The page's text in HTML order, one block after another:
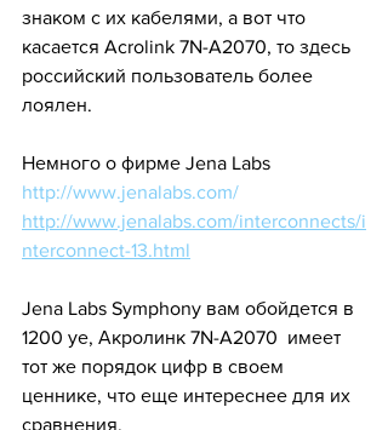
знаком с их кабелями, а вот что
касается Acrolink 7N-A2070, то здесь
российский пользователь более
лоялен.
Немного о фирме Jena Labs
http://www.jenalabs.com/
http://www.jenalabs.com/interconnects/i
nterconnect-13.html
Jena Labs Symphony вам обойдется в
1200 уе, Акролинк 7N-A2070  имеет
тот же порядок цифр в своем
ценнике, что еще интереснее для их
сравнения.